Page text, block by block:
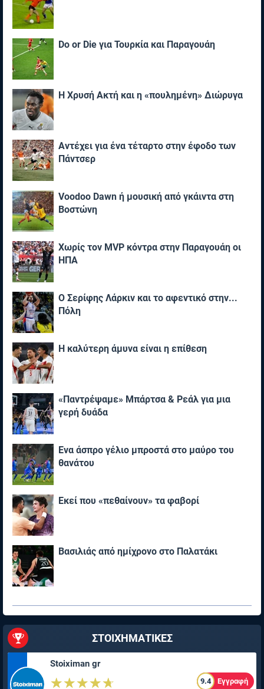
Do or Die για Τουρκία και Παραγουάη
Η Χρυσή Ακτή και η «πουλημένη» Διώρυγα
Αντέχει για ένα τέταρτο στην έφοδο των
Πάντσερ
Voodoo Dawn ή μουσική από γκάιντα στη
Βοστώνη
Χωρίς τον MVP κόντρα στην Παραγουάη οι
ΗΠΑ
Ο Σερίφης Λάρκιν και το αφεντικό στην...
Πόλη
Η καλύτερη άμυνα είναι η επίθεση
«Παντρέψαμε» Μπάρτσα & Ρεάλ για μια
γερή δυάδα
Ένα άσπρο γέλιο μπροστά στο μαύρο του
θανάτου
Εκεί που «πεθαίνουν» τα φαβορί
Βασιλιάς από ημίχρονο στο Παλατάκι
ΣΤΟΙΧΗΜΑΤΙΚΕΣ
Stoiximan gr
☆☆☆☆☆
★★★★★ 9.4 Εγγραφή